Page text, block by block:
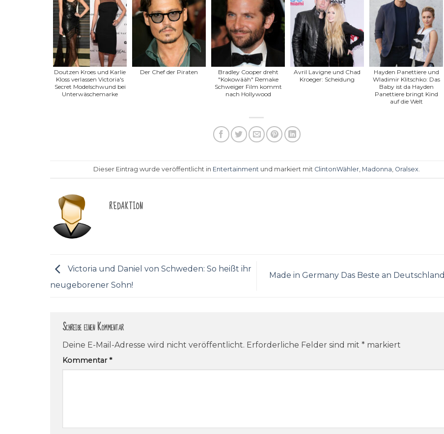
Doutzen Kroes und Karlie
Kloss verlassen Victoria's
Secret Modelschwund bei
Unterwäschemarke
Der Chef der Piraten
Bradley Cooper dreht
"Kokowääh" Remake
Schweiger Film kommt
nach Hollywood
Avril Lavigne und Chad
Kroeger: Scheidung
Hayden Panettiere und
Wladimir Klitschko: Das
Baby ist da Hayden
Panettiere bringt Kind
auf die Welt
Dieser Eintrag wurde veröffentlicht in Entertainment und markiert mit ClintonWähler, Madonna Oralsex.
REDAKTION
Victoria und Daniel von Schweden: So heißt ihr
neugeborener Sohn!
Made in Germany Das Beste an Deutschland
Schreibe einen Kommentar
Deine E-Mail-Adresse wird nicht veröffentlicht. Erforderliche Felder sind mit * markiert
Kommentar*